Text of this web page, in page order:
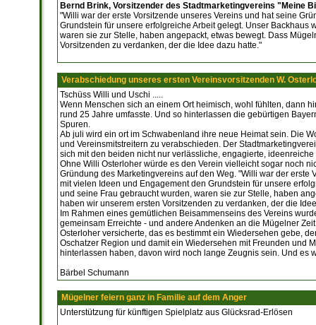
Bernd Brink, Vorsitzender des Stadtmarketingvereins "Meine
"Willi war der erste Vorsitzende unseres Vereins und hat seine
Grundstein für unsere erfolgreiche Arbeit gelegt. Unser
waren sie zur Stelle, haben angepackt, etwas bewegt. Dass
Vorsitzenden zu verdanken, der die Idee dazu hatte."
Verabschiedung unseres ersten Vereinsvorsitzenden W.
Tschüss Willi und Uschi .....
Wenn Menschen sich an einem Ort heimisch, wohl fühlten, dann
rund 25 Jahre umfasste. Und so hinterlassen die gebürtigen
Spuren.
Ab juli wird ein ort im Schwabenland ihre neue Heimat sein. Die
und Vereinsmitstreitern zu verabschieden. Der
sich mit den beiden nicht nur verlässliche, engagierte, ideenreiche
Ohne Willi Osterloher würde es den Verein vielleicht sogar noch
Gründung des Marketingvereins auf den Weg. "Willi war der
mit vielen Ideen und Engagement den Grundstein für unsere
und seine Frau gebraucht wurden, waren sie zur Stelle, haben
haben wir unserem ersten Vorsitzenden zu verdanken, der die
Im Rahmen eines gemütlichen Beisammenseins des Vereins
gemeinsam Erreichte - und andere Andenken an die Mügelner
Osterloher versicherte, das es bestimmt ein Wiedersehen gebe,
Oschatzer Region und damit ein Wiedersehen mit Freunden und
hinterlassen haben, davon wird noch lange Zeugnis sein. Und es
Bärbel Schumann
Mügelner feiern ganz in Familie auf dem Anger
Unterstützung für künftigen Spielplatz aus Glücksrad-Erlösen